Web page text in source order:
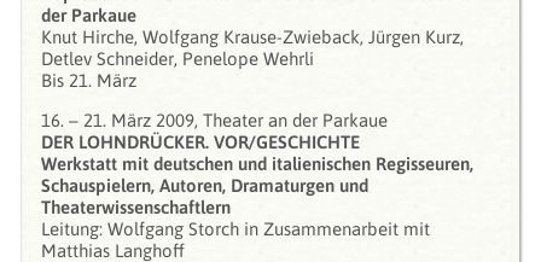
der Parkaue
Knut Hirche, Wolfgang Krause-Zwieback, Jürgen Kurz,
Detlev Schneider, Penelope Wehrli
Bis 21. März
16. – 21. März 2009, Theater an der Parkaue
DER LOHNDRÜCKER. VOR/GESCHICHTE
Werkstatt mit deutschen und italienischen Regisseuren,
Schauspielern, Autoren, Dramaturgen und
Theaterwissenschaftlern
Leitung: Wolfgang Storch in Zusammenarbeit mit
Matthias Langhoff